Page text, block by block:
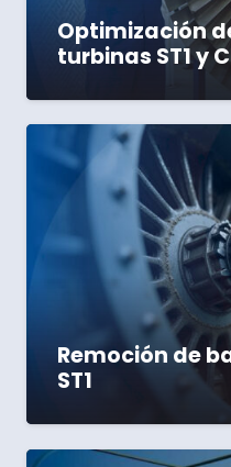
Optimización
turbinas ST1 y
Remoción de
ST1